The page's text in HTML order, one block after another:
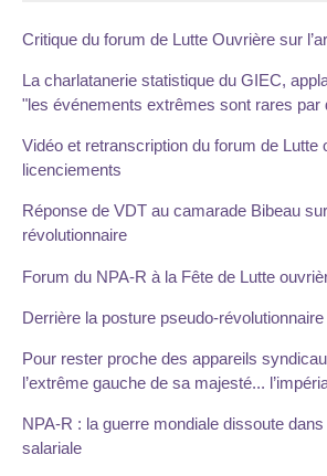
Critique du forum de Lutte Ouvrière sur
La charlatanerie statistique du GIEC,
"les événements extrêmes sont rares par
Vidéo et retranscription du forum de Lutte
licenciements
Réponse de VDT au camarade Bibeau
révolutionnaire
Forum du NPA-R à la Fête de Lutte
Derrière la posture pseudo-
Pour rester proche des appareils
l’extrême gauche de sa majesté...
NPA-R : la guerre mondiale dissoute
salariale